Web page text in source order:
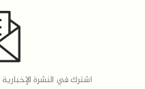
اشترك في النشرة